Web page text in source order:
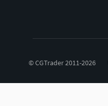
© CGTrader 2011-2026